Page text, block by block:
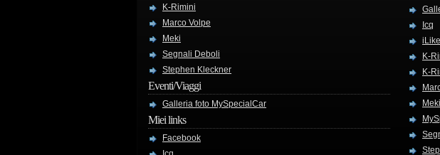
K-Rimini
Marco Volpe
Meki
Segnali Deboli
Stephen Kleckner
Eventi/Viaggi
Galleria foto MySpecialCar
Miei links
Facebook
Icq
iLike
K-
K-
Meki